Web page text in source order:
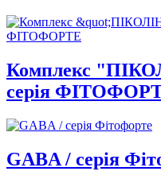
Комплекс
серія
GABA / серія